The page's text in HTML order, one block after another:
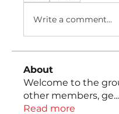
Write a comment...
About
Welcome to the
other members, ge...
Read more